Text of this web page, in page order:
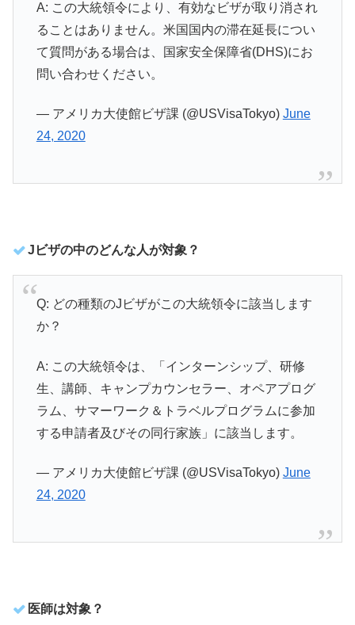
A: この大統領令により、有効なビザが取り消され
ることはありません。米国国内の滞在延長につい
て質問がある場合は、国家安全保障省(DHS)にお
問い合わせください。
— アメリカ大使館ビザ課 (@USVisaTokyo) June
24, 2020
Jビザの中のどんな人が対象？
Q: どの種類のJビザがこの大統領令に該当します
か？
A: この大統領令は、「インターンシップ、研修
生、講師、キャンプカウンセラー、オペアプログ
ラム、サマーワーク＆トラベルプログラムに参加
する申請者及びその同行家族」に該当します。
— アメリカ大使館ビザ課 (@USVisaTokyo) June
24, 2020
医師は対象？